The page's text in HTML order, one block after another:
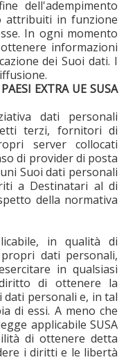
dell'adempimento
attribuiti in funzione
In ogni momento
informazioni
dei Suoi dati. I
EXTRA UE SUSA
dati personali
terzi, fornitori di
server collocati
di provider di posta
Suoi dati personali
a Destinatari al di
della normativa
in qualità di
dati personali,
in qualsiasi
di ottenere la
dati personali e, in tal
di essi. A meno che
applicabile SUSA
di ottenere detta
i diritti e le libertà